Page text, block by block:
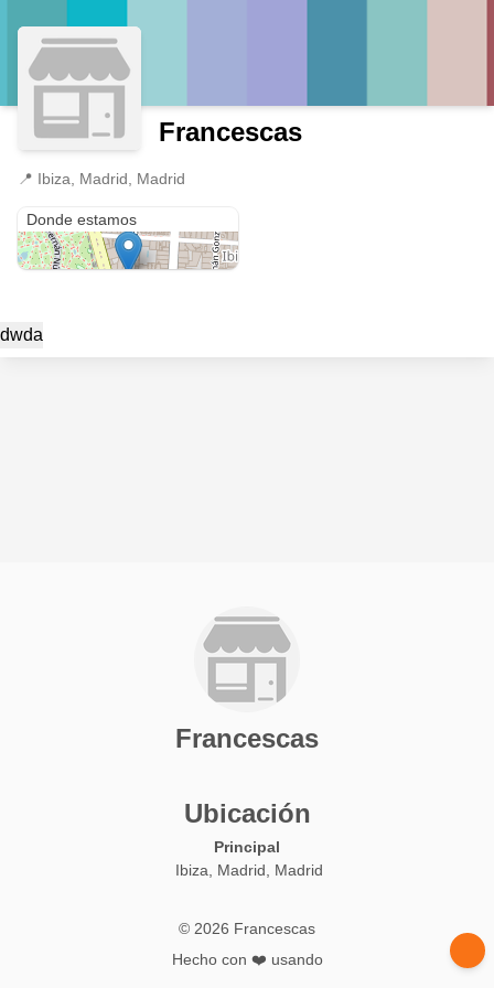
Francescas
📍 Ibiza, Madrid, Madrid
Donde estamos
dwda
Francescas
Ubicación
Principal
Ibiza, Madrid, Madrid
© 2026 Francescas
Hecho con ❤️ usando